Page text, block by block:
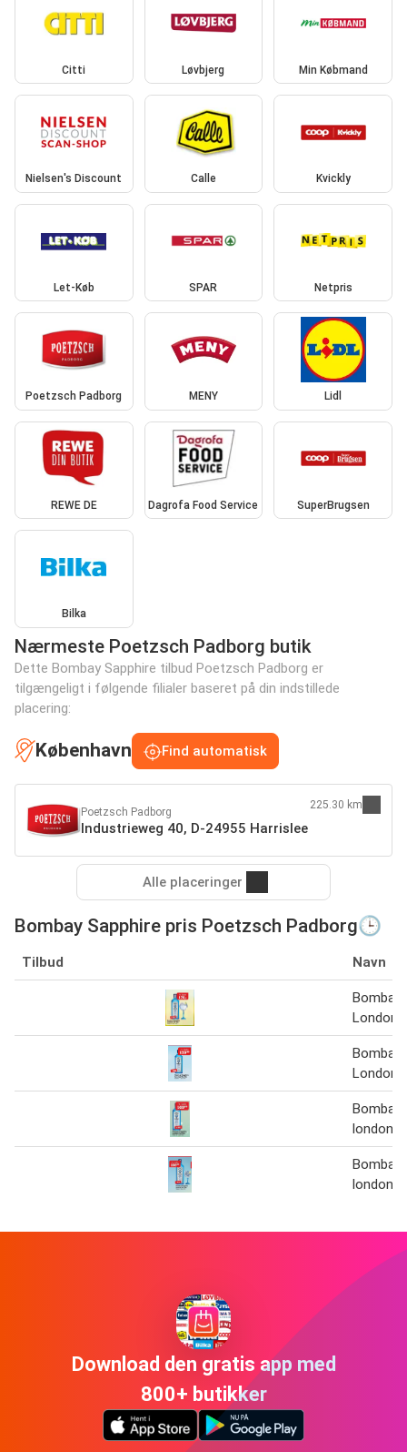
Citti Løvbjerg Min Købmand
Nielsen's Discount Calle Kvickly
Let-Køb SPAR Netpris
Poetzsch Padborg MENY Lidl
REWE DE Dagrofa Food Service SuperBrugsen
Bilka
Nærmeste Poetzsch Padborg butik
Dette Bombay Sapphire tilbud Poetzsch Padborg er
tilgængeligt i følgende filialer baseret på din indstillede
placering:
København Find automatisk
Poetzsch Padborg
Industrieweg 40, D-24955 Harrislee
225.30 km
Alle placeringer
Bombay Sapphire pris Poetzsch Padborg🕒
Tilbud Navn
Bombay
London
Bombay
London
Bombay
london
Bombay
london
Download den gratis app med
800+ butikker